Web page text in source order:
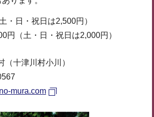
・日・祝日は2,500円）
円（土・日・祝日は2,000円）
（十津川村小川）
mura.com